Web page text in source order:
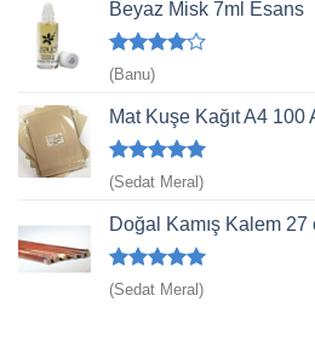
Beyaz Misk 7ml Esans
5
üzerinden
4 oy aldı
(Banu)
Mat Kuşe Kağıt A4
5 üzerinden
5
(Sedat Meral)
Doğal Kamış Kalem 27
5 üzerinden
5
(Sedat Meral)